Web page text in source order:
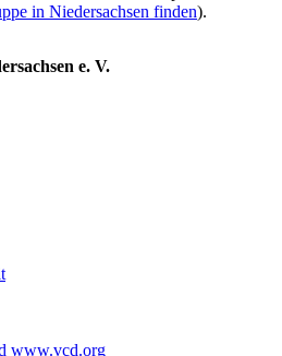
in Niedersachsen finden).
e. V.
www.vcd.org